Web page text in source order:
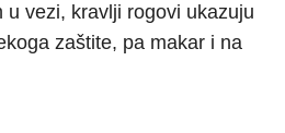
u vezi, kravlji rogovi ukazuju
zaštite, pa makar i na